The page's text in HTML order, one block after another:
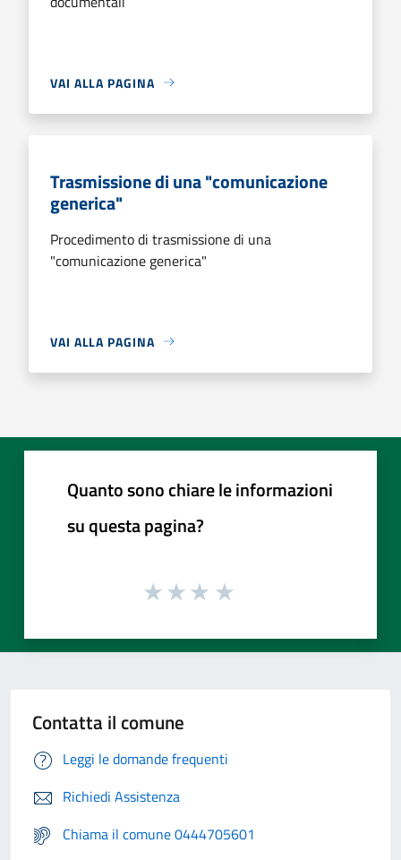
VAI ALLA PAGINA
Trasmissione di una "comunicazione
generica"
Procedimento di trasmissione di una
"comunicazione generica"
VAI ALLA PAGINA
Quanto sono chiare le informazioni
su questa pagina?
Contatta il comune
Leggi le domande frequenti
Richiedi Assistenza
Chiama il comune 0444705601